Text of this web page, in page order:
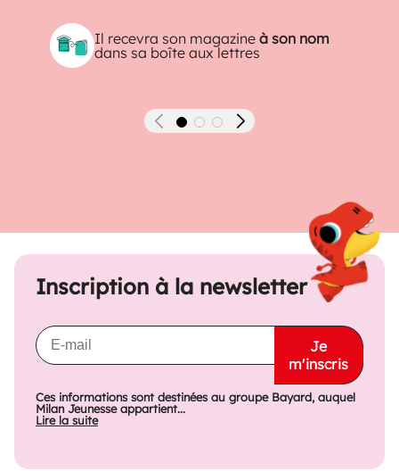
Il recevra son magazineà son nom
dans sa boîte aux lettres
Précédent Suivant
Inscription à la newsletter
Je
m'inscris
Ces informations sont destinées au groupe Bayard, auquel
Milan Jeunesse appartient...
Lire la suite